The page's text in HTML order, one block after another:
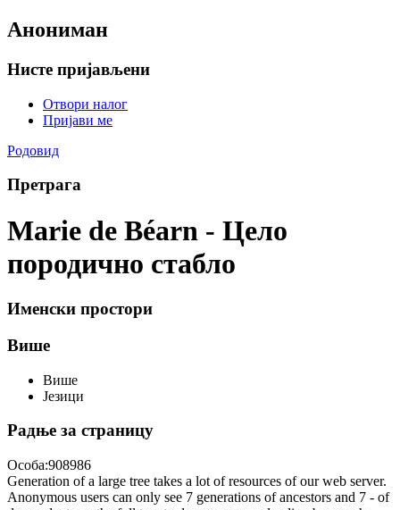
Анониман
Нисте пријављени
Отвори налог
Пријави ме
Родовид
Претрага
Marie de Béarn - Цело
породично стабло
Именски простори
Више
Више
Језици
Радње за страницу
Особа:908986
Generation of a large tree takes a lot of resources of our web server.
Anonymous users can only see 7 generations of ancestors and 7 - of